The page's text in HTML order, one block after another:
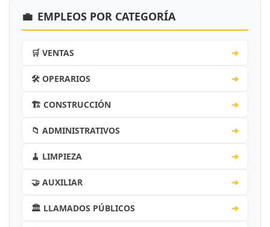
💼 EMPLEOS POR CATEGORÍA
🛒 VENTAS ➔
🛠️ OPERARIOS ➔
🏗️ CONSTRUCCIÓN ➔
📁 ADMINISTRATIVOS ➔
🧹 LIMPIEZA ➔
🤝 AUXILIAR ➔
🏛️ LLAMADOS PÚBLICOS ➔